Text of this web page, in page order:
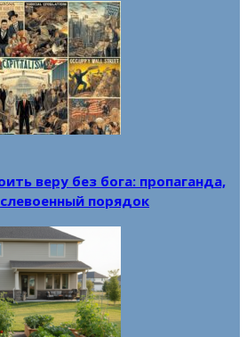
веру без бога: пропаганда,
порядок